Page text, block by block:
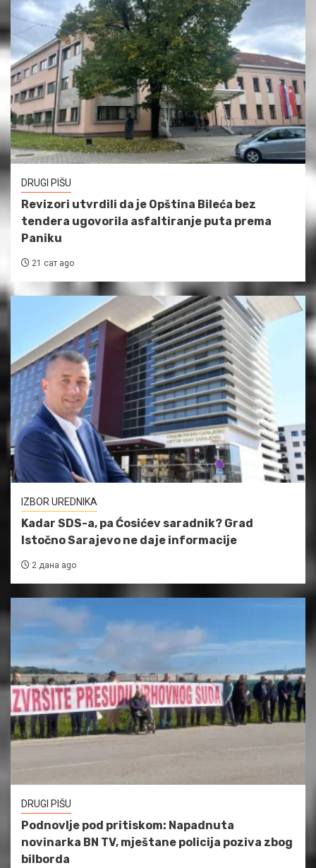
DRUGI PIŠU
Revizori utvrdili da je Opština Bileća bez
tendera ugovorila asfaltiranje puta prema
Paniku
21 сат ago
IZBOR UREDNIKA
Kadar SDS-a, pa Ćosićev saradnik? Grad
Istočno Sarajevo ne daje informacije
2 дана ago
DRUGI PIŠU
Podnovlje pod pritiskom: Napadnuta
novinarka BN TV, mještane policija poziva zbog
bilborda